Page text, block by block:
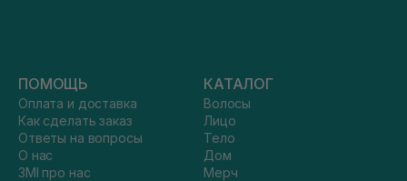
ПОМОЩЬ
Оплата и доставка
Как сделать заказ
Ответы на вопросы
О нас
ЗМІ про нас
КАТАЛОГ
Волосы
Лицо
Тело
Дом
Мерч